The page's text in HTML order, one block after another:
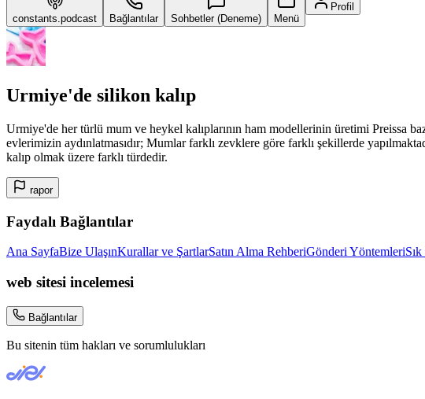
constants.podcast Bağlantılar Sohbetler (Deneme) Menü
Profil
Urmiye'de silikon kalıp
Urmiye'de her türlü mum ve heykel kalıplarının ham modellerinin üretimi Preissa
evlerimizin aydınlatmasıdır; Mumlar farklı zevklere göre farklı şekillerde
kalıp olmak üzere farklı türdedir.
rapor
Faydalı Bağlantılar
Ana SayfaBize UlaşınKurallar ve ŞartlarSatın Alma RehberiGönderi Yöntemleri
web sitesi incelemesi
Bağlantılar
Bu sitenin tüm hakları ve sorumlulukları